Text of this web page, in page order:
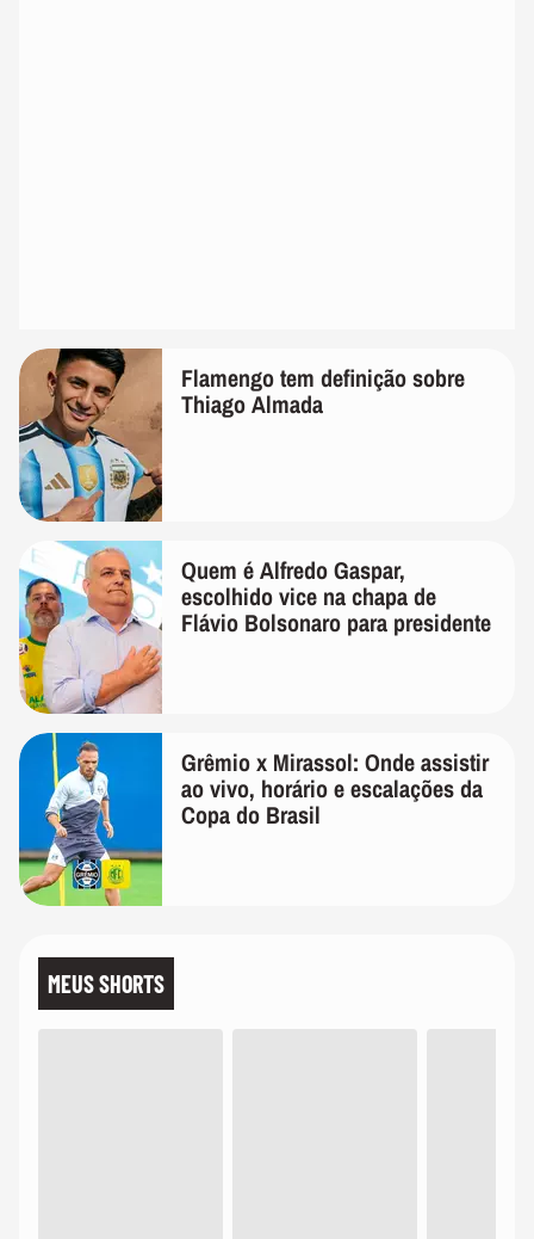
Flamengo tem definição sobre
Thiago Almada
Quem é Alfredo Gaspar,
escolhido vice na chapa de
Flávio Bolsonaro para presidente
Grêmio x Mirassol: Onde assistir
ao vivo, horário e escalações da
Copa do Brasil
MEUS SHORTS